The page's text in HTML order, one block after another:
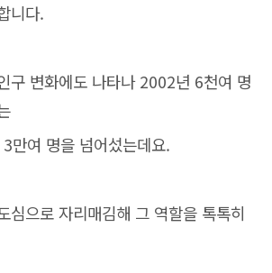
니다.
구 변화에도 나타나 2002년 6천여 명
만여 명을 넘어섰는데요.
심으로 자리매김해 그 역할을 톡톡히